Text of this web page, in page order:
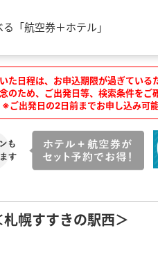
「航空券＋ホテル」
た日程は、お申込期限が過ぎている
念のため、ご出発日等、検索条件をご
※ご出発日の2日前までお申し込み可能
幌すすきの駅西＞